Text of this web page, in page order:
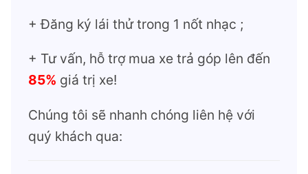
+ Đăng ký lái thử trong 1 nốt nhạc ;
+ Tư vấn, hỗ trợ mua xe trả góp lên đến
85% giá trị xe!
Chúng tôi sẽ nhanh chóng liên hệ với
quý khách qua: